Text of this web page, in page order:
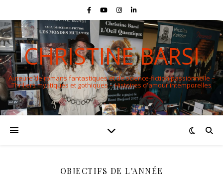
CHRISTINE BARSI
Auteure de romans fantastiques et de science-fiction passionnelle –
Thrillers mystiques et gothiques – Histoires d'amour intemporelles
OBJECTIFS DE L'ANNÉE